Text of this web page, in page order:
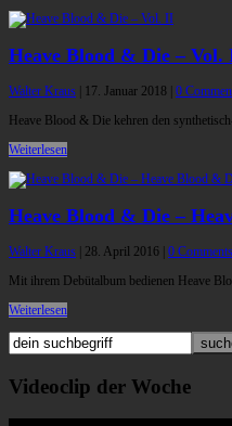
Heave Blood & Die – Vol.
Walter Kraus 17. Januar 2018 0
Heave Blood & Die kehren den
Weiterlesen
Heave Blood & Die –
Walter Kraus 28. April 2016 0 Comments
Mit ihrem Debütalbum bedienen Heave
Weiterlesen
Videoclip der Woche